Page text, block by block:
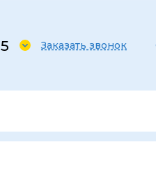
Заказать звонок